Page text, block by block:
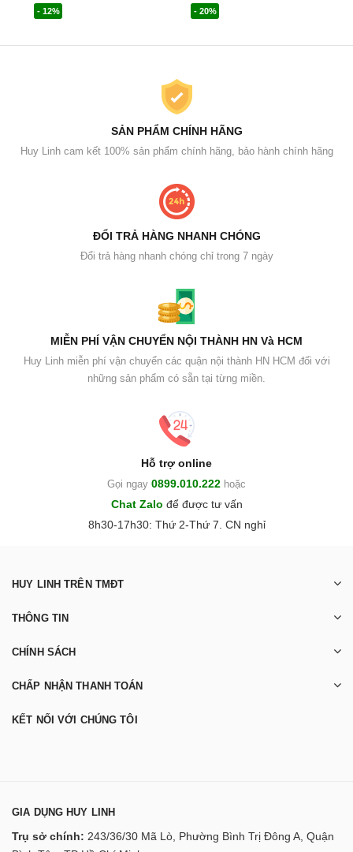
- 12% - 20%
SẢN PHẨM CHÍNH HÃNG
Huy Linh cam kết 100% sản phẩm chính hãng, bảo hành chính hãng
ĐỔI TRẢ HÀNG NHANH CHÓNG
Đổi trả hàng nhanh chóng chỉ trong 7 ngày
MIỄN PHÍ VẬN CHUYỂN NỘI THÀNH HN Và HCM
Huy Linh miễn phí vận chuyển các quận nội thành HN HCM đối với
những sản phẩm có sẵn tại từng miền.
Hỗ trợ online
Gọi ngay 0899.010.222 hoặc
Chat Zalo để được tư vấn
8h30-17h30: Thứ 2-Thứ 7. CN nghỉ
HUY LINH TRÊN TMĐT
THÔNG TIN
CHÍNH SÁCH
CHẤP NHẬN THANH TOÁN
KẾT NỐI VỚI CHÚNG TÔI
GIA DỤNG HUY LINH
Trụ sở chính: 243/36/30 Mã Lò, Phường Bình Trị Đông A, Quận